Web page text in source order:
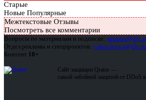
Старые
Новые Популярные
Межтекстовые Отзывы
Посмотреть все комментарии
Вопросы по материалам и подписке:
Отдел рекламы и спецпроектов: yakovleva.a@glc.ru
Контент 18+
Сайт защищен Qrator —
самой забойной защитой от DDoS